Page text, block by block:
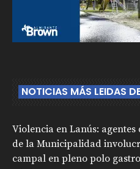
NOTICIAS MÁS LEIDAS
Violencia en Lanús:
de la Municipalidad
campal en pleno polo